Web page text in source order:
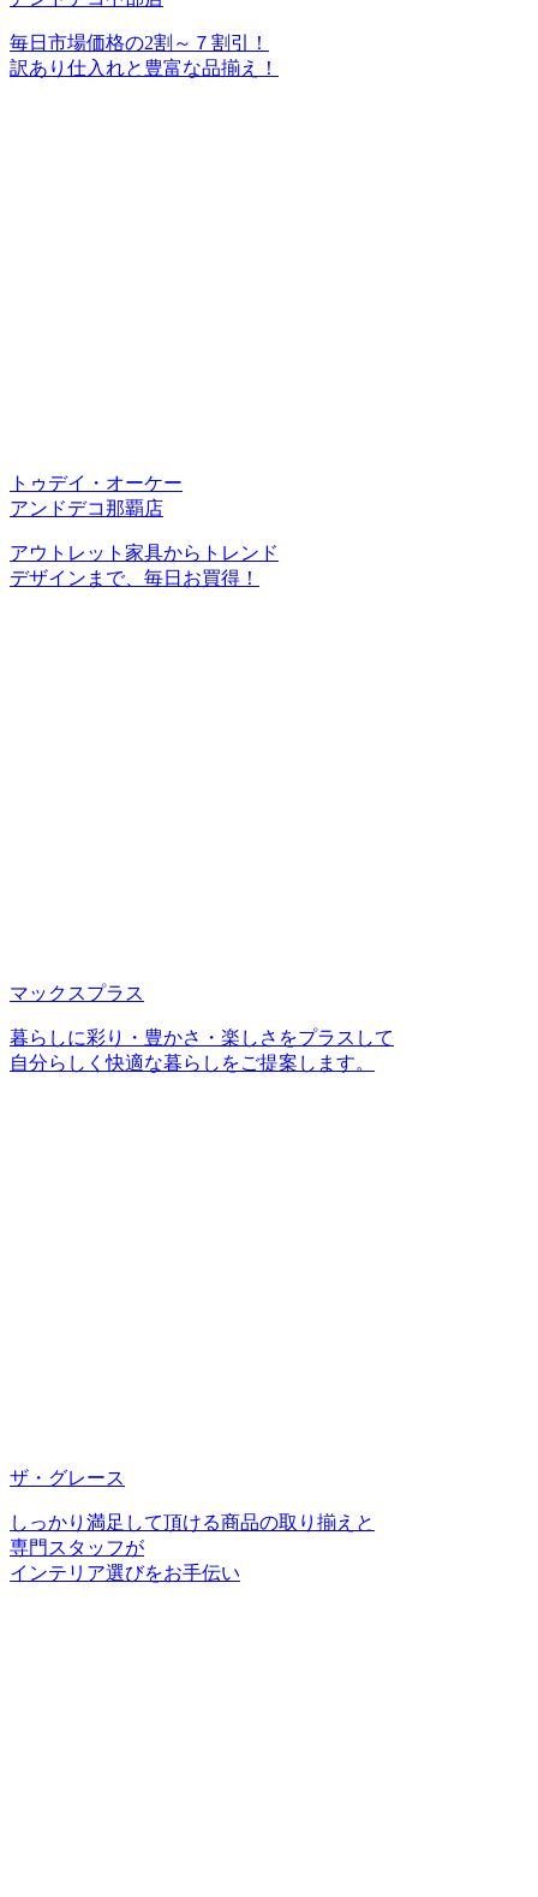
毎日市場価格の2割～７割引！
訳あり仕入れと豊富な品揃え！
トゥデイ・オーケー
アンドデコ那覇店
アウトレット家具からトレンド
デザインまで、毎日お買得！
マックスプラス
暮らしに彩り・豊かさ・楽しさをプラスして
自分らしく快適な暮らしをご提案します。
ザ・グレース
しっかり満足して頂ける商品の取り揃えと
専門スタッフが
インテリア選びをお手伝い